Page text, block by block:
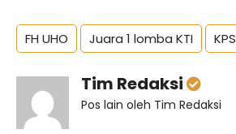
FH UHO Juara 1 lomba KTI KPS
Tim Redaksi
Pos lain oleh Tim Redaksi